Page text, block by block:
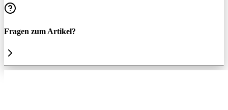
Fragen zum Artikel?